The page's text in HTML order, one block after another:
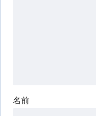
名前